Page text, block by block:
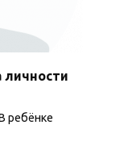
личности
ребёнке